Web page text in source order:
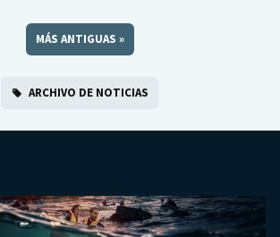
MÁS ANTIGUAS »
ARCHIVO DE NOTICIAS